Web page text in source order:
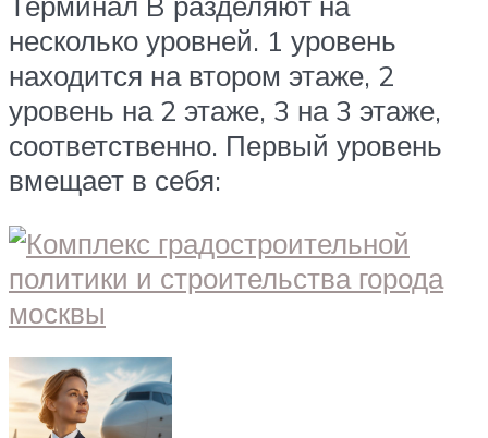
несколько уровней. 1 уровень
находится на втором этаже, 2
уровень на 2 этаже, 3 на 3 этаже,
соответственно. Первый уровень
вмещает в себя: